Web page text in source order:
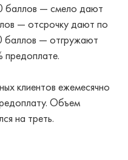
баллов — смело дают
— отсрочку дают по
баллов — отгружают
предоплате.
клиентов ежемесячно
Объем
на треть.